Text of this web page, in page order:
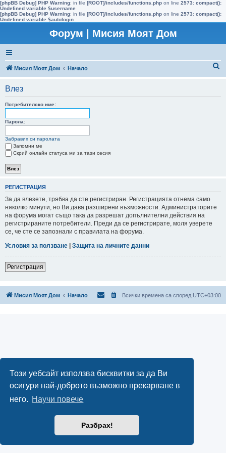
Този уебсайт използва бисквитки за да Ви
осигури най-доброто възможно прекарване в
него. Научи повече
Разбрах!
[phpBB Debug] PHP Warning: in file [ROOT]/includes/functions.php on line 2573: compact():
Undefined variable $username
[phpBB Debug] PHP Warning: in file [ROOT]/includes/functions.php on line 2573: compact():
Undefined variable $autologin
Форум | Мисия Моят Дом
Мисия Моят Дом Начало
Влез
Потребителско име:
Парола:
Забравих си паролата
Запомни ме
Скрий онлайн статуса ми за тази сесия
РЕГИСТРАЦИЯ
За да влезете, трябва да сте регистриран. Регистрацията отнема само
няколко минути, но Ви дава разширени възможности. Администраторите
на форума могат също така да разрешат допълнителни действия на
регистрираните потребители. Преди да се регистрирате, моля уверете
се, че сте се запознали с правилата на форума.
Условия за ползване | Защита на личните данни
Регистрация
Мисия Моят Дом Начало Всички времена са според UTC+03:00